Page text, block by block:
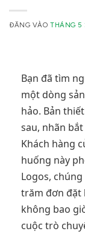
ĐĂNG VÀOTHÁNG 5
Bạn đã tìm
một dòng
hảo. Bản
sau, nhãn
Khách hàng
huống này
Logos,
trăm đơn đặt
không bao
cuộc trò